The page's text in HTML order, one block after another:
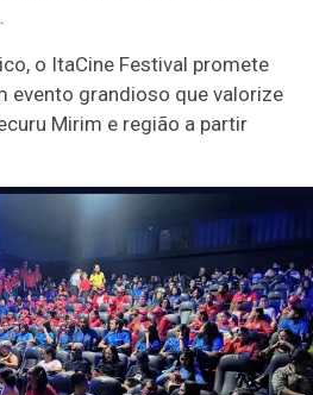
o ItaCine Festival promete
evento grandioso que valorize
Mirim e região a partir